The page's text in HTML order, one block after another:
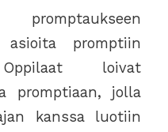
promptiin
loivat
promptiaan, jolla
kanssa luotiin